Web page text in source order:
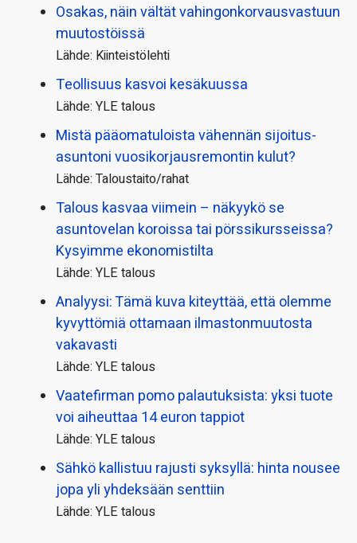
Osakas, näin vältät vahingonkorvausvastuun
muutostöissä
Lähde: Kiinteistölehti
Teollisuus kasvoi kesäkuussa
Lähde: YLE talous
Mistä pääoma­tuloista vähennän sijoitus­
asuntoni vuosikorjaus­remontin kulut?
Lähde: Taloustaito/rahat
Talous kasvaa viimein – näkyykö se
asuntovelan koroissa tai pörssi­kursseissa?
Kysyimme ekonomistilta
Lähde: YLE talous
Analyysi: Tämä kuva kiteyttää, että olemme
kyvyttömiä ottamaan ilmaston­muutosta
vakavasti
Lähde: YLE talous
Vaatefirman pomo palautuksista: yksi tuote
voi aiheuttaa 14 euron tappiot
Lähde: YLE talous
Sähkö kallistuu rajusti syksyllä: hinta nousee
jopa yli yhdeksään senttiin
Lähde: YLE talous